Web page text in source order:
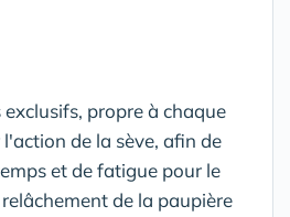
propre à chaque
de la sève, afin de
et de fatigue pour le
de la paupière